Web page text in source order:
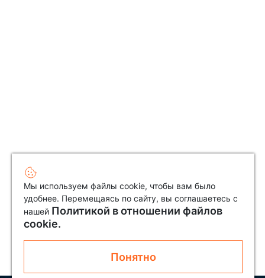
Мы используем файлы cookie, чтобы вам было
удобнее. Перемещаясь по сайту, вы соглашаетесь с
нашей Политикой в отношении файлов
cookie.
Понятно